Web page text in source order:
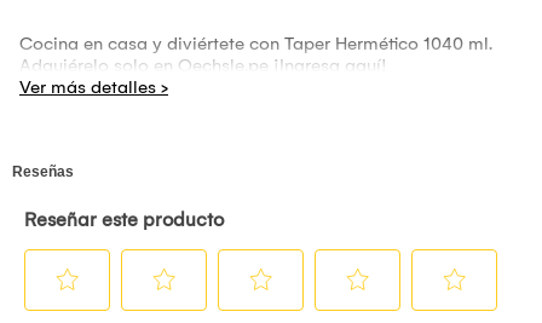
Cocina en casa y diviértete con Taper Hermético 1040 ml.
Adquiérelo solo en Oechsle.pe ¡Ingresa aquí!